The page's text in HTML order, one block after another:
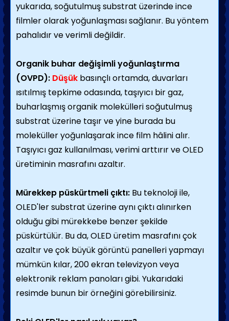
yukarıda, soğutulmuş substrat üzerinde ince
filmler olarak yoğunlaşması sağlanır. Bu yöntem
pahalıdır ve verimli değildir.
Organik buhar değişimli yoğunlaştırma
(OVPD): Düşük basınçlı ortamda, duvarları
ısıtılmış tepkime odasında, taşıyıcı bir gaz,
buharlaşmış organik molekülleri soğutulmuş
substrat üzerine taşır ve yine burada bu
moleküller yoğunlaşarak ince film hâlini alır.
Taşıyıcı gaz kullanılması, verimi arttırır ve OLED
üretiminin masrafını azaltır.
Mürekkep püskürtmeli çıktı: Bu teknoloji ile,
OLED'ler substrat üzerine aynı çıktı alınırken
olduğu gibi mürekkebe benzer şekilde
püskürtülür. Bu da, OLED üretim masrafını çok
azaltır ve çok büyük görüntü panelleri yapmayı
mümkün kılar, 200 ekran televizyon veya
elektronik reklam panoları gibi. Yukarıdaki
resimde bunun bir örneğini görebilirsiniz.